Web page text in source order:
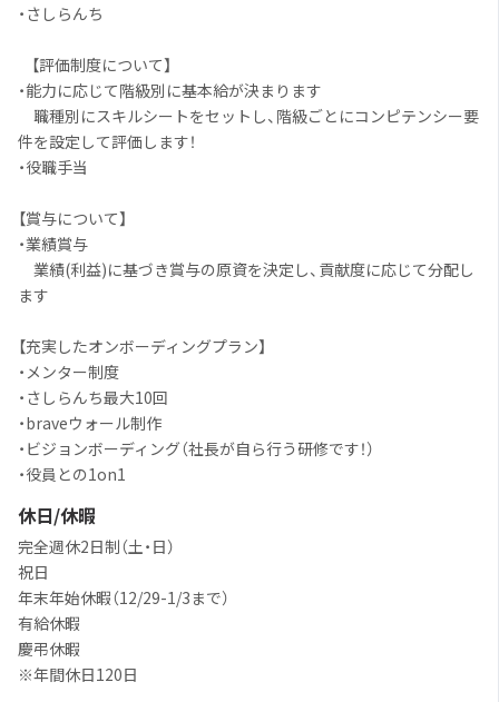
・さしらんち
【評価制度について】
・能力に応じて階級別に基本給が決まります
職種別にスキルシートをセットし、階級ごとにコンピテンシー要
件を設定して評価します！
・役職手当
【賞与について】
・業績賞与
業績(利益)に基づき賞与の原資を決定し、貢献度に応じて分配し
ます
【充実したオンボーディングプラン】
・メンター制度
・さしらんち最大10回
・braveウォール制作
・ビジョンボーディング（社長が自ら行う研修です！）
・役員との1on1
休日/休暇
完全週休2日制（土・日）
祝日
年末年始休暇（12/29-1/3まで）
有給休暇
慶弔休暇
※年間休日120日